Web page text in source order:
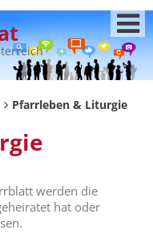
Pfarrleben & Liturgie
werden die
hat oder